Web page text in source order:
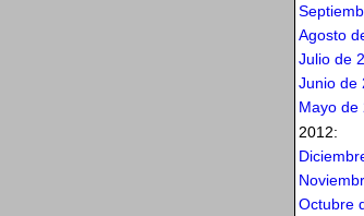
Agosto
Julio de
Junio de
Mayo de
2012:
Octubre